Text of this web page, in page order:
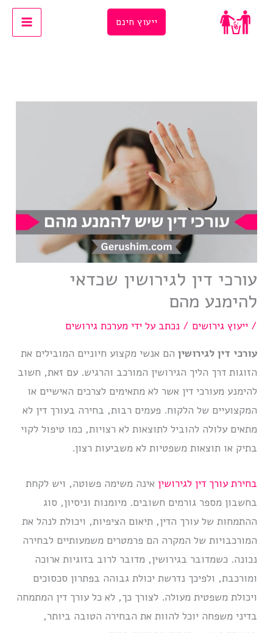
ייעוץ חינם
עורכי דין לגירושין שכדאי
להימנע מהם
/ייעוץ גירושים / נכתב על ידימערכת גירושים
עורכי דין לגירושין הם אנשי מקצוע חיוניים המובילים את
הזוגות דרך הליך הגירושין המורכב והרגיש. עם זאת, חשוב
להימנע מעורכי דין אשר לא מתאימים לצרכים האישיים או
המקצועיים של הלקוח. פעמים רבות, בחירה בעורך דין לא
מתאים עלולה להוביל לתוצאות לא רצויות, כמו טיפול לקוי
בתיק או תוצאות משפטיות לא משביעות רצון.
בחירת עורך דין לגירושין אינה משימה פשוטה, ויש לקחת
בחשבון מספר גורמים חשובים. מיומנות וניסיון, סוג
ההתמחות של עורך הדין, תיאום הציפיות, ויכולת לנהל את
המורכבויות של המקרה הם פרמטרים משמעותיים לבחירה
נכונה. כשמדובר בגירושין, מדובר לרוב בזוגיות ארוכה
ומורכבת, ולפיכך נדרשת יכולת גבוהה בפתרון סכסוכים
ויכולת משפטית מעולה. לצורך כך, לא כל עורך דין המתמחה
בדיני משפחה יוכל להוות את הבחירה הטובה ביותר,